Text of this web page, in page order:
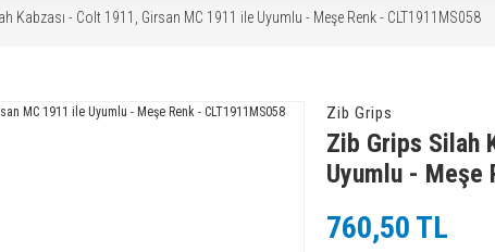
Kabzası - Colt 1911, Girsan MC 1911 ile Uyumlu - Meşe Renk - CLT1911MS058
Zib Grips
Zib Grips Silah
Uyumlu - Meşe
760,50 TL